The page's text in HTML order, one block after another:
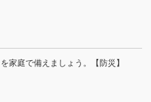
家庭で備えましょう。【防災】